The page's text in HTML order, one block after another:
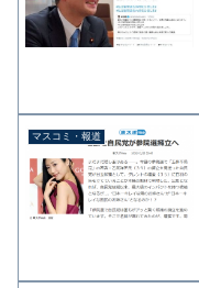
マスコミ・報道